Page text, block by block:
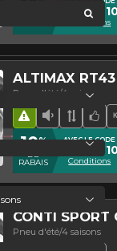
Conditions
ALTIMAX RT43
Pneu d'été/4 saisons
FaibleBande
Hasard
10%
DE
RABAIS
AVEC LE CODE
Conditions
CONTI SPORT
Pneu d'été/4 saisons